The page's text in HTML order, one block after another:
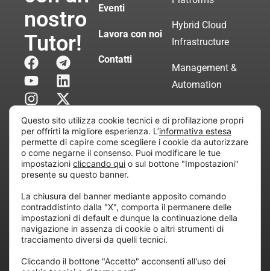
nostro
Tutor!
Eventi
Lavora con noi
Contatti
Hybrid Cloud
Infrastructure
Management &
Automation
Servizi di
Consulenza
Certificata
all’attività di direzione e coordinamento di “Project
Informatica”
REA: MI – 194005, P. IVA / CF 07165600961 – All
rights reserved.
Questo sito utilizza cookie tecnici e di profilazione propri
per offrirti la migliore esperienza. L’informativa estesa
permette di capire come scegliere i cookie da autorizzare
o come negarne il consenso. Puoi modificare le tue
impostazioni cliccando qui o sul bottone "Impostazioni"
presente su questo banner.
La chiusura del banner mediante apposito comando
contraddistinto dalla "X", comporta il permanere delle
impostazioni di default e dunque la continuazione della
navigazione in assenza di cookie o altri strumenti di
tracciamento diversi da quelli tecnici.
Cliccando il bottone "Accetto" acconsenti all'uso dei